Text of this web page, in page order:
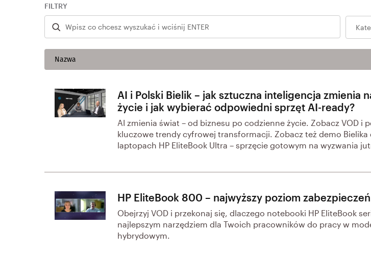
FILTRY
Nazwa
AI i Polski Bielik – jak sztuczna inteligencja zmienia
życie i jak wybierać odpowiedni sprzęt AI-ready?
AI zmienia świat – od biznesu po codzienne życie. Zobacz VOD i
kluczowe trendy cyfrowej transformacji. Zobacz też demo Bielika
laptopach HP EliteBook Ultra – sprzęcie gotowym na wyzwania
HP EliteBook 800 – najwyższy poziom zabezpieczeń
Obejrzyj VOD i przekonaj się, dlaczego notebooki HP EliteBook
najlepszym narzędziem dla Twoich pracowników do pracy w
hybrydowym.